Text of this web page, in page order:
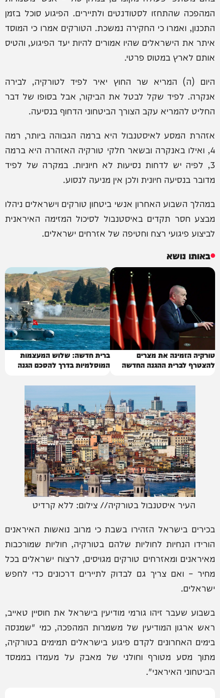
המהפכה שהתחזו לסטודנטים ולתיירים. הפיגוע סוכל בזמן
התכנון, ואמרו כי החקירה נמשכת. הטורקים אמרו כי המוסד
איתר את הישראלים שהיו אמורים להיות יעד הפיגוע, והטיס
אותם לארץ במטוס פרטי.
היום (ה) המריא שר החוץ יאיר לפיד לטורקיה, לבירה
אנקרה. לפיד שקל לבטל את הביקור, אבל בסופו של דבר
החליט להמריא עקב הצורך הביטחוני הדחוף בנסיעה.
אזהרת המסע לאיסטנבול היא ברמה הגבוהה ביותר, רמה
4, ואילו באנקרה ובשאר חלקי טורקיה האזהרה היא ברמה
3, לפיה יש לדחות נסיעות לא חיוניות. במקרה של לפיד
מדובר בנסיעה חיונית ולכן אין מניעה לנסוע.
במהלך השבוע האחרון אנשי ביטחון טורקים וישראלים ניהלו
מבצע חסר תקדים באיסטנבול לסיכול המזימה האיראנית
לביצוע פיגועי רצח וחטיפה של אזרחים ישראלים.
באותו נושא
טורקיה הזמינה את מצרים
להצטרף לברית ההגנה החדשה
ברית חדשה: שלוש המעצמות
המוסלמיות בדרך להסכם הגנה
העיר איסטנבול בטורקיה// צילום: ללא קרדיט
בכירים בישראל הזהירו בשבת כי מרוב נואשות האיראנים
הורידו הנחיות לחוליות שלהם בטורקיה, חוליות שמורכבות
מאיראנים ומאזרחים טורקים מגויסים, לרצוח ישראלים בכל
מחיר – ואם צריך גם לבדוק לתיירים דרכונים כדי לחפש
ישראלים.
בשבוע שעבר זיהו גורמי מודיעין בישראל את חוסיין טאייב,
ראש ארגון המודיעין של משמרות המהפכה, כמי "שמנסה
בימים האחרונים לקדם פיגוע בישראלים תמימים בטורקיה,
מתוך מסע מטורף וחולני של מאבק על מעמדו בממסד
הביטחוני האיראני".